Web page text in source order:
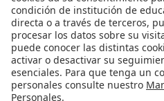
Consulte aquí
todos